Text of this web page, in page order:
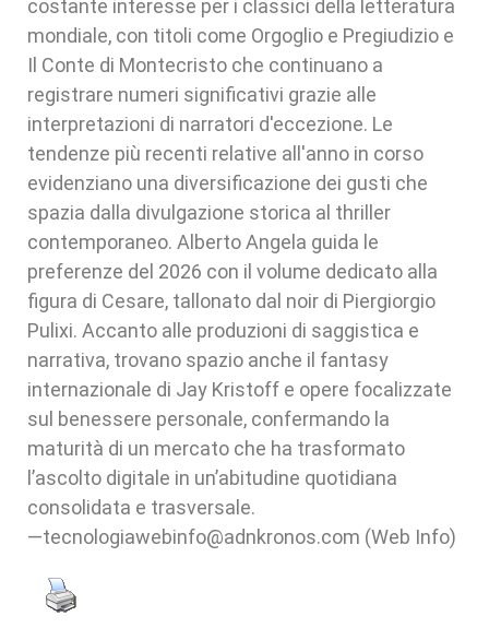
costante interesse per i classici della letteratura
mondiale, con titoli come Orgoglio e Pregiudizio e
Il Conte di Montecristo che continuano a
registrare numeri significativi grazie alle
interpretazioni di narratori d'eccezione. Le
tendenze più recenti relative all'anno in corso
evidenziano una diversificazione dei gusti che
spazia dalla divulgazione storica al thriller
contemporaneo. Alberto Angela guida le
preferenze del 2026 con il volume dedicato alla
figura di Cesare, tallonato dal noir di Piergiorgio
Pulixi. Accanto alle produzioni di saggistica e
narrativa, trovano spazio anche il fantasy
internazionale di Jay Kristoff e opere focalizzate
sul benessere personale, confermando la
maturità di un mercato che ha trasformato
l’ascolto digitale in un’abitudine quotidiana
consolidata e trasversale.
—tecnologiawebinfo@adnkronos.com (Web Info)